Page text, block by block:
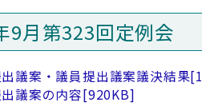
9月第323回定例会
議案・議員提出議案議決結果
議案の内容[920KB]